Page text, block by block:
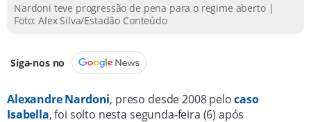
Nardoni teve progressão de pena para o regime aberto |
Foto: Alex Silva/Estadão Conteúdo
Siga-nos no
Alexandre Nardoni, preso desde 2008 pelocaso
Isabella, foi solto nesta segunda-feira (6) após